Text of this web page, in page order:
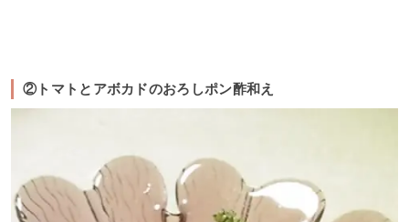
②トマトとアボカドのおろしポン酢和え